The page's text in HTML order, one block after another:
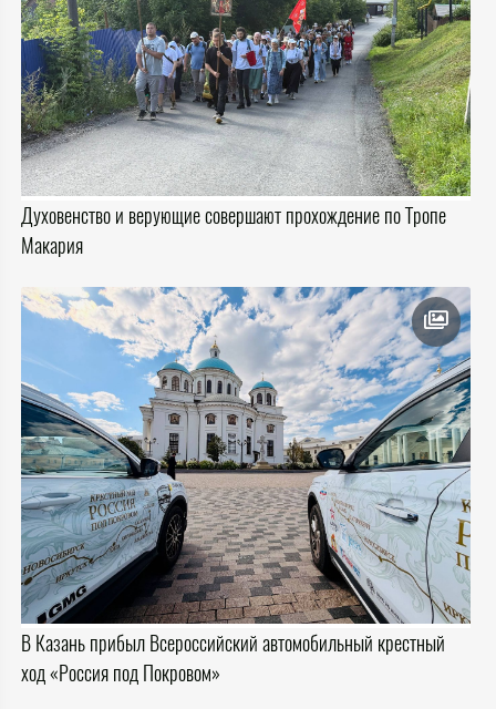
Духовенство и верующие совершают прохождение по Тропе
Макария
В Казань прибыл Всероссийский автомобильный крестный
ход «Россия под Покровом»